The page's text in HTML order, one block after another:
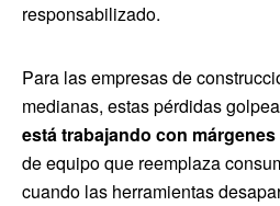
responsabilizado.
Para las empresas de
medianas, estas pérdidas
está trabajando con
de equipo que reemplaza
cuando las herramientas